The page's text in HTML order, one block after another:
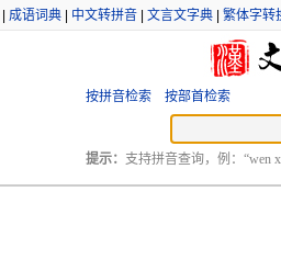
成语词典 中文转拼音 文言文字典 繁体字转
按拼音检索 按部首检索
提示： 支持拼音查询，例：“wen